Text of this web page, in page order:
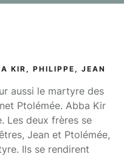
KIR, PHILIPPE, JEAN
aussi le martyre des
Ptolémée. Abba Kir
Les deux frères se
Jean et Ptolémée,
Ils se rendirent